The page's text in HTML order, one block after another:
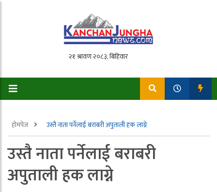
होमपेज उस्तै नाता पर्नेलाई बराबरी अपुताली हक लाग्ने
उस्तै नाता पर्नेलाई बराबरी
अपुताली हक लाग्ने